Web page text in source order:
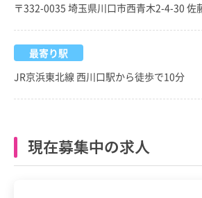
〒332-0035 埼玉県川口市西青木2-4-30 佐
最寄り駅
JR京浜東北線 西川口駅から徒歩で10分
現在募集中の求人